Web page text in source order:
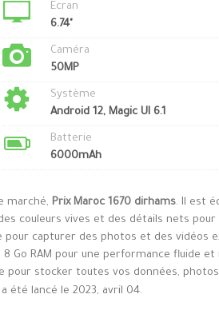
Ecran
6.74"
Caméra
50MP
Système
Android 12, Magic UI 6.1
Batterie
6000mAh
marché, Prix Maroc 1670 dirhams. Il est
couleurs vives et des détails nets pour
pour capturer des photos et des vidéos
Go RAM pour une performance fluide et
pour stocker toutes vos données,
été lancé le 2023, avril 04.